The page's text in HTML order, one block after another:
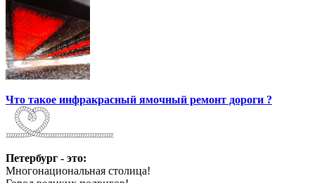
Что такое инфракрасный ямочный ремонт дороги ?
Петербург - это:
Многонациональная столица!